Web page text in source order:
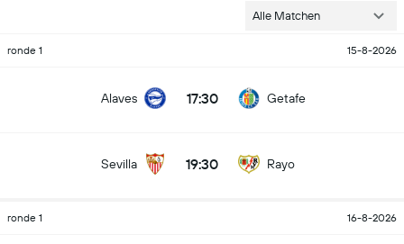
Alle Matchen
ronde 1 15-8-2026
Alaves 17:30 Getafe
Sevilla 19:30 Rayo
ronde 1 16-8-2026